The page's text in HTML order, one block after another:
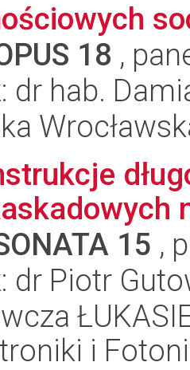
18 ,
dr hab.
15 ,
dr Piotr
i